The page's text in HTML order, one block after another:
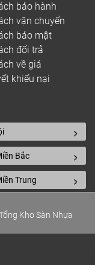
bảo hành
vận chuyển
bảo mật
đổi trả
về giá
khiếu nại
Bắc
Trung
Kho Sàn Nhựa